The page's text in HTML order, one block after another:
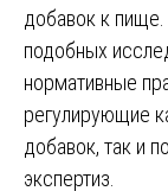
добавок к
подобных
нормативные
регулирующие
добавок, так и
экспертиз.